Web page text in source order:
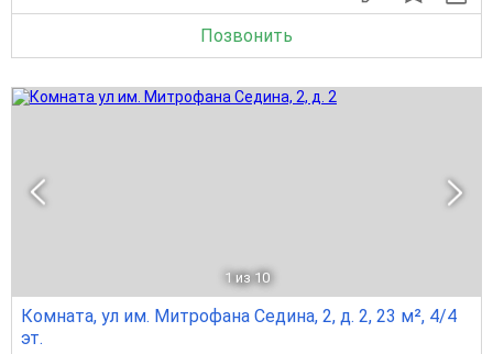
Позвонить
1 из 10
Комната, ул им. Митрофана Седина, 2, д. 2, 23 м², 4/4
эт.